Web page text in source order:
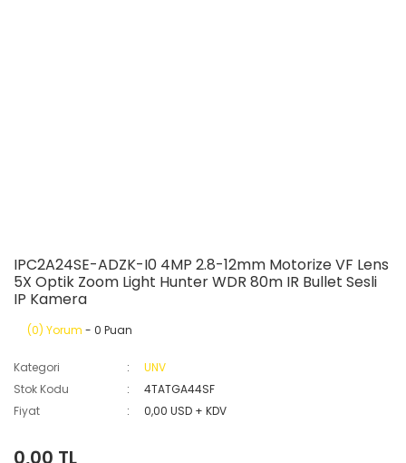
IPC2A24SE-ADZK-I0 4MP 2.8-12mm Motorize VF Lens
5X Optik Zoom Light Hunter WDR 80m IR Bullet Sesli
IP Kamera
(0) Yorum - 0 Puan
Kategori
UNV
Stok Kodu
4TATGA44SF
Fiyat
0,00 USD + KDV
0,00 TL